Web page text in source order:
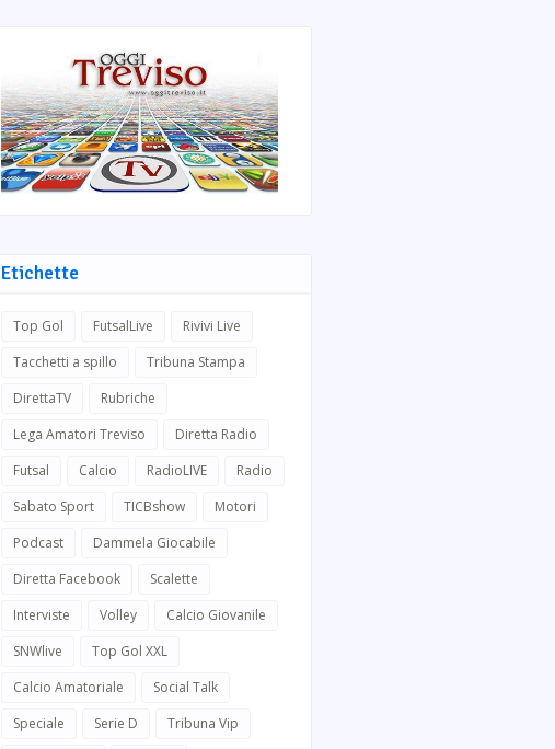
Etichette
Top Gol FutsalLive
Rivivi Live
Tacchetti a spillo
Tribuna Stampa
DirettaTV
Rubriche
Lega Amatori Treviso
Diretta Radio
Futsal
Calcio RadioLIVE
Radio
Sabato Sport
TICBshow
Motori
Podcast
Dammela Giocabile
Diretta Facebook
Scalette
Interviste
Volley
Calcio Giovanile
SNWlive
Top Gol XXL
Calcio Amatoriale
Social Talk
Speciale
Serie D
Tribuna Vip